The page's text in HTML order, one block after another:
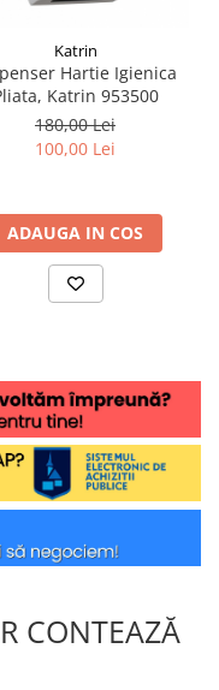
Katrin
Hartie Igienica
Katrin 953500
180,00 Lei
100,00 Lei
ADAUGA IN COS
CONTEAZĂ